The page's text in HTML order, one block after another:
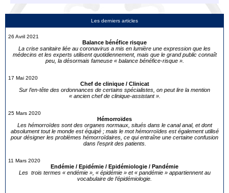
Les derniers articles
26 Avril 2021
Balance bénéfice risque
La crise sanitaire liée au coronavirus a mis en lumière une expression que les
médecins et les experts utilisent quotidiennement, mais que le grand public connaît
peu, la désormais fameuse « balance bénéfice-risque ».
17 Mai 2020
Chef de clinique / Clinicat
Sur l’en-tête des ordonnances de certains spécialistes, on peut lire la mention
« ancien chef de clinique-assistant ».
25 Mars 2020
Hémorroïdes
Les hémorroïdes sont des organes normaux, situés dans le canal anal, et dont
absolument tout le monde est équipé ; mais le mot hémorroïdes est également utilisé
pour désigner les problèmes hémorroïdaires, ce qui entraîne une certaine confusion
dans l’esprit des patients.
11 Mars 2020
Endémie / Epidémie / Epidémiologie / Pandémie
Les trois termes « endémie », « épidémie » et « pandémie » appartiennent au
vocabulaire de l’épidémiologie.